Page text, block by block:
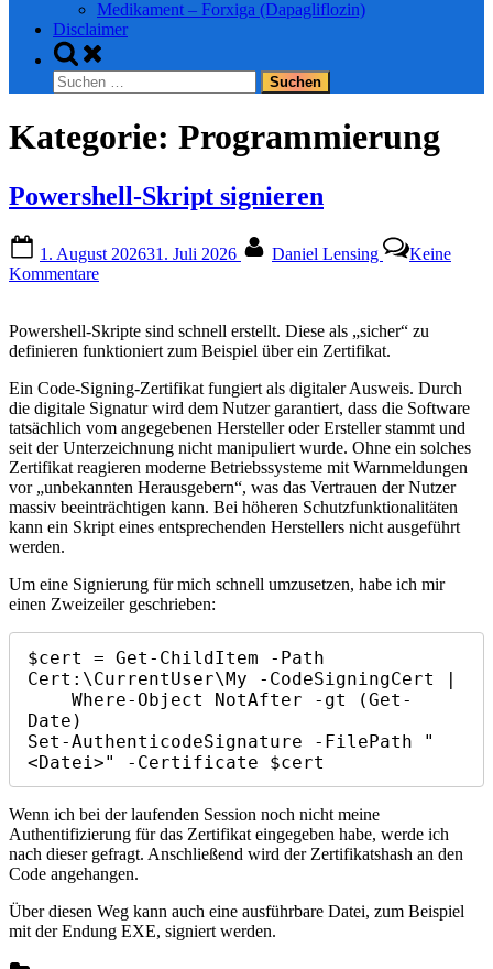
Medikament – Forxiga (Dapagliflozin)
Disclaimer
Toggle
search
form
Suchen
nach:
Kategorie: Programmierung
Powershell-Skript signieren
on
1. August 202631. Juli 2026 Daniel Lensing
Keine
Kommentarezu
signieren
Powershell-Skripte sind schnell erstellt. Diese als „sicher“ zu
definieren funktioniert zum Beispiel über ein Zertifikat.
Ein Code-Signing-Zertifikat fungiert als digitaler Ausweis. Durch
die digitale Signatur wird dem Nutzer garantiert, dass die Software
tatsächlich vom angegebenen Hersteller oder Ersteller stammt und
seit der Unterzeichnung nicht manipuliert wurde. Ohne ein solches
Zertifikat reagieren moderne Betriebssysteme mit Warnmeldungen
vor „unbekannten Herausgebern“, was das Vertrauen der Nutzer
massiv beeinträchtigen kann. Bei höheren Schutzfunktionalitäten
kann ein Skript eines entsprechenden Herstellers nicht ausgeführt
werden.
Um eine Signierung für mich schnell umzusetzen, habe ich mir
einen Zweizeiler geschrieben:
$cert = Get-ChildItem -Path
Cert:\CurrentUser\My -CodeSigningCert |
Date)
Set-AuthenticodeSignature -FilePath "
<Datei>" -Certificate $cert
Wenn ich bei der laufenden Session noch nicht meine
Authentifizierung für das Zertifikat eingegeben habe, werde ich
nach dieser gefragt. Anschließend wird der Zertifikatshash an den
Code angehangen.
Über diesen Weg kann auch eine ausführbare Datei, zum Beispiel
mit der Endung EXE, signiert werden.